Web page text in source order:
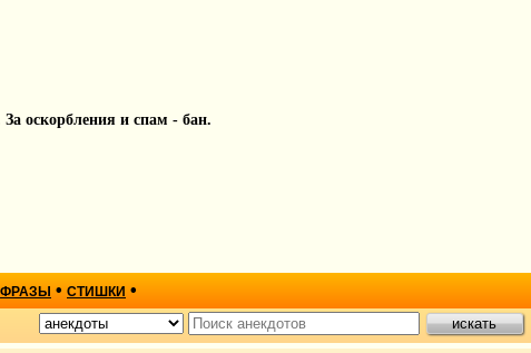
За оскорбления и спам - бан.
ФРАЗЫ • СТИШКИ •